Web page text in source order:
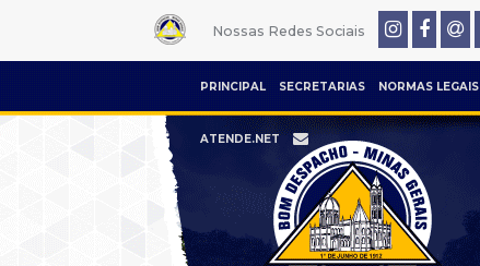
Nossas Redes Sociais
PRINCIPAL SECRETARIAS NORMAS LEGAIS
ATENDE.NET